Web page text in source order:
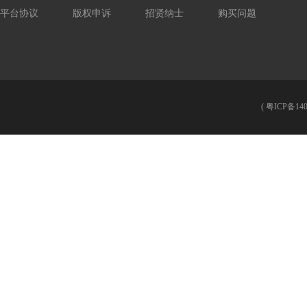
平台协议
版权申诉
招贤纳士
购买问题
( 粤ICP备